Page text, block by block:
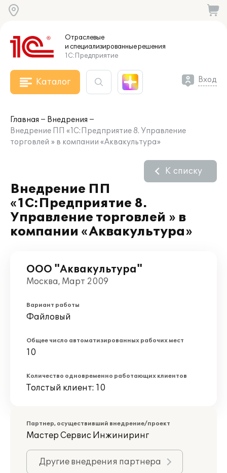
Отраслевые
и специализированныерешения
1С:Предприятие
Каталог Вход
Главная
Внедрения
Внедрение ПП «1С:Предприятие 8. Управление
торговлей » в компании «Аквакультура»
Внедрение ПП
«1С:Предприятие 8.
Управление торговлей » в
компании «Аквакультура»
К списку
ООО "Аквакультура"
Москва, Март 2009
Вариант работы
Файловый
Общее число автоматизированных рабочих мест
10
Количество одновременно работающих клиентов
Толстый клиент: 10
Партнер, осуществивший внедрение/проект
Мастер Сервис Инжиниринг
Другие внедрения партнера